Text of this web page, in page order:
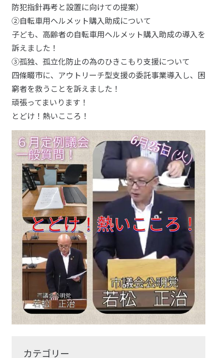
防犯指針再考と設置に向けての提案）
②自転車用ヘルメット購入助成について
子ども、高齢者の自転車用ヘルメット購入助成の導入を
訴えました！
③孤独、孤立化防止の為のひきこもり支援について
四條畷市に、アウトリーチ型支援の委託事業導入し、困
窮者を救うことを訴えました！
頑張ってまいります！
とどけ！熱いこころ！
カテゴリー